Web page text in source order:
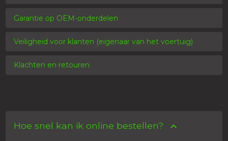
Garantie op OEM-onderdelen
Veiligheid voor klanten (eigenaar van het voertuig)
Klachten en retouren
Hoe snel kan ik online bestellen?